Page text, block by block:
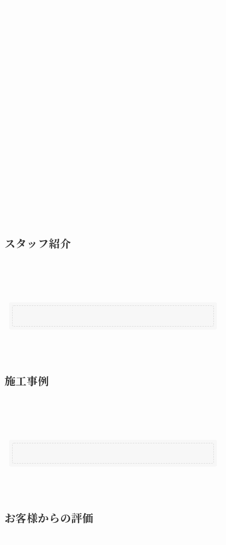
スタッフ紹介
施工事例
お客様からの評価